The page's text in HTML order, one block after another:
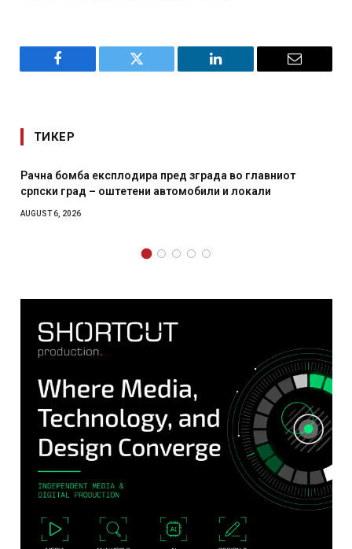
Facebook Twitter LinkedIn Email
ТИКЕР
во главниот
и локали
И Данска се милитарилизира –
месечна воена